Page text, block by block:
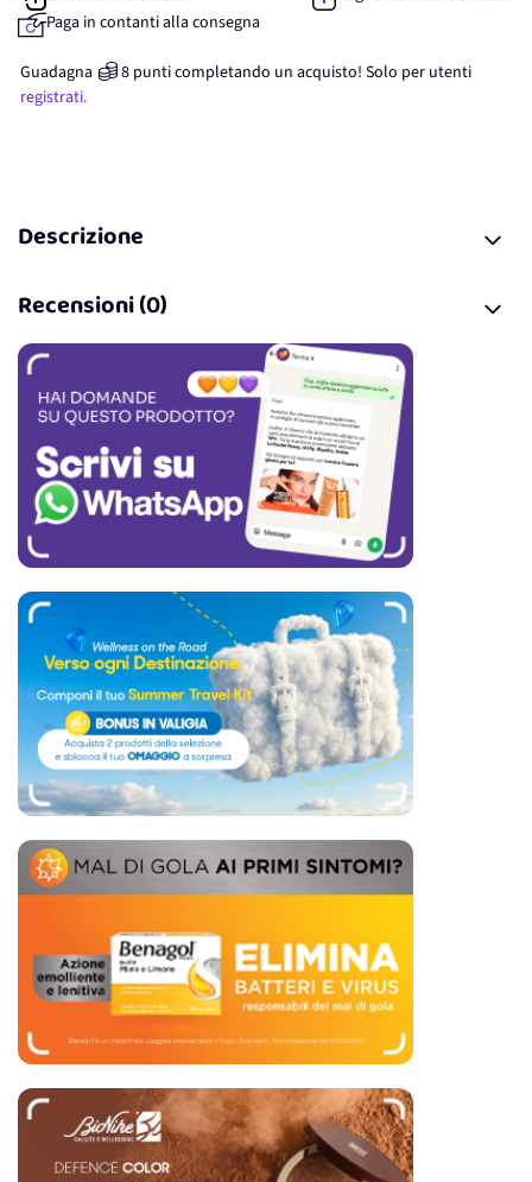
Paga in contanti alla consegna
Guadagna 8 punticompletando un acquisto! Solo per utenti
registrati.
Descrizione
Recensioni (0)